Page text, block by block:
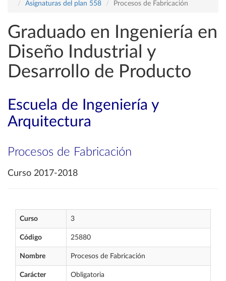
Asignaturas del plan 558
Procesos de Fabricación
Graduado en Ingeniería en
Diseño Industrial y
Desarrollo de Producto
Escuela de Ingeniería y
Arquitectura
Procesos de Fabricación
Curso 2017-2018
Curso 3
Código 25880
Nombre Procesos de Fabricación
Carácter Obligatoria